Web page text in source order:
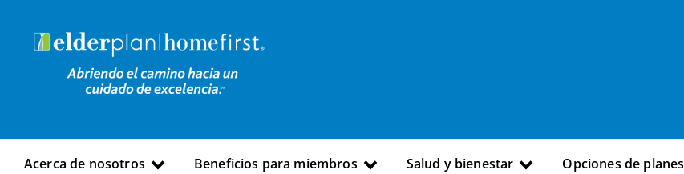
Acerca de nosotros Beneficios para miembros Salud y bienestar Opciones de planes